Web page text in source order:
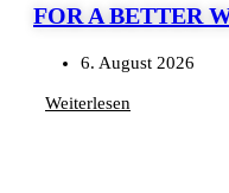
FOR A BETTER
6. August 2026
Weiterlesen